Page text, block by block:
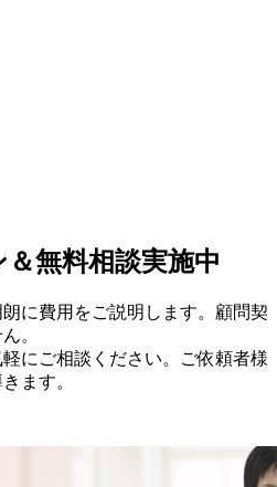
無料相談実施中
に費用をご説明します。顧問契
。
にご相談ください。ご依頼者様
ます。